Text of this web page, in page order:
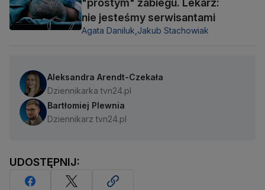
"prostym" zabiegu. Lekarz:
nie jesteśmy serwisantami
Agata Daniluk, Jakub Stachowiak
Aleksandra Arendt-Czekała
Dziennikarka tvn24.pl
Bartłomiej Plewnia
Dziennikarz tvn24.pl
UDOSTĘPNIJ: